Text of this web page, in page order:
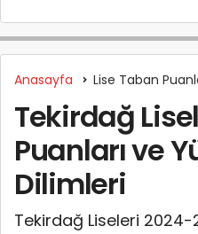
Anasayfa Lise Taban
Tekirdağ
Puanları ve
Dilimleri
Tekirdağ Liseleri